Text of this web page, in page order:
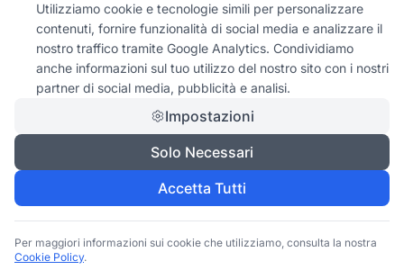
Utilizziamo cookie e tecnologie simili per personalizzare
contenuti, fornire funzionalità di social media e analizzare il
nostro traffico tramite Google Analytics. Condividiamo
anche informazioni sul tuo utilizzo del nostro sito con i nostri
partner di social media, pubblicità e analisi.
Impostazioni
Solo Necessari
Accetta Tutti
Per maggiori informazioni sui cookie che utilizziamo, consulta la nostra
Cookie Policy.